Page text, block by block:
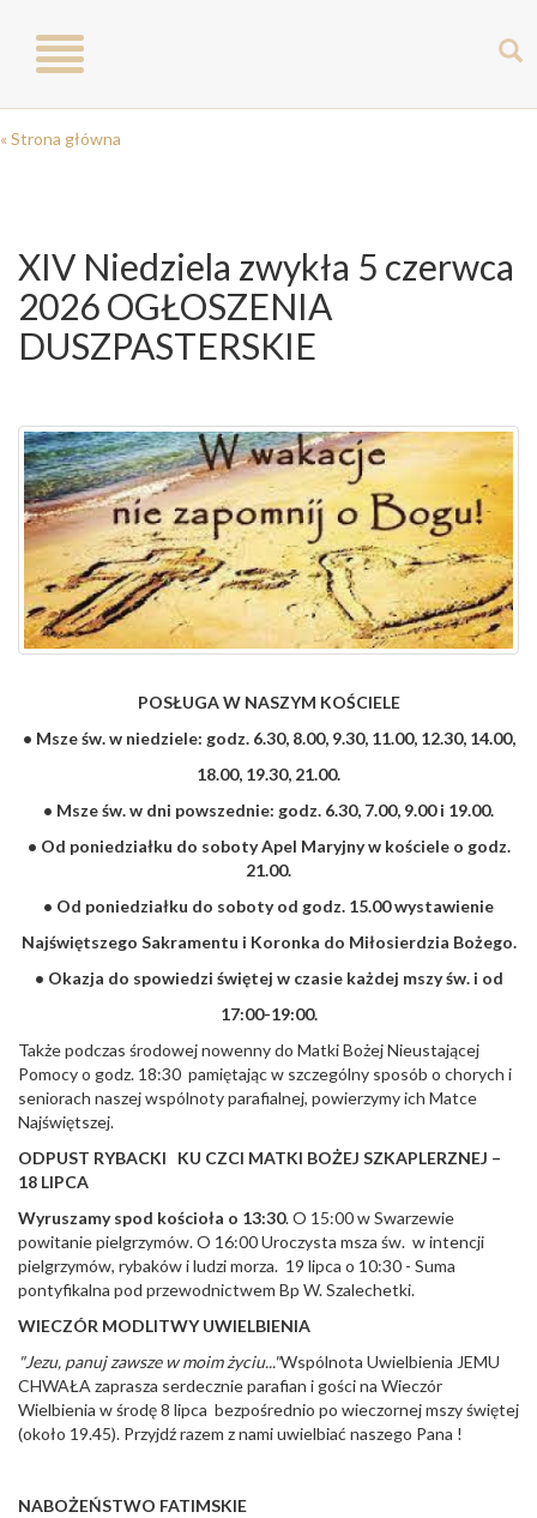
Toggle
navigation
« Strona główna
XIV Niedziela zwykła 5 czerwca
2026 OGŁOSZENIA
DUSZPASTERSKIE
POSŁUGA W NASZYM KOŚCIELE
• Msze św. w niedziele: godz. 6.30, 8.00, 9.30, 11.00, 12.30, 14.00,
18.00, 19.30, 21.00.
• Msze św. w dni powszednie: godz. 6.30, 7.00, 9.00 i 19.00.
• Od poniedziałku do soboty Apel Maryjny w kościele o godz.
21.00.
• Od poniedziałku do soboty od godz. 15.00 wystawienie
Najświętszego Sakramentu i Koronka do Miłosierdzia Bożego.
• Okazja do spowiedzi świętej w czasie każdej mszy św. i od
17:00-19:00.
Także podczas środowej nowenny do Matki Bożej Nieustającej
Pomocy o godz. 18:30 pamiętając w szczególny sposób o chorych i
seniorach naszej wspólnoty parafialnej, powierzymy ich Matce
Najświętszej.
ODPUST RYBACKI KU CZCI MATKI BOŻEJ SZKAPLERZNEJ –
18 LIPCA
Wyruszamy spod kościoła o 13:30. O 15:00 w Swarzewie
powitanie pielgrzymów. O 16:00 Uroczysta msza św. w intencji
pielgrzymów, rybaków i ludzi morza. 19 lipca o 10:30 - Suma
pontyfikalna pod przewodnictwem Bp W. Szalechetki.
WIECZÓR MODLITWY UWIELBIENIA
"Jezu, panuj zawsze w moim życiu..."Wspólnota Uwielbienia JEMU
CHWAŁA zaprasza serdecznie parafian i gości na Wieczór
Wielbienia w środę 8 lipca bezpośrednio po wieczornej mszy świętej
(około 19.45). Przyjdź razem z nami uwielbiać naszego Pana !
NABOŻEŃSTWO FATIMSKIE